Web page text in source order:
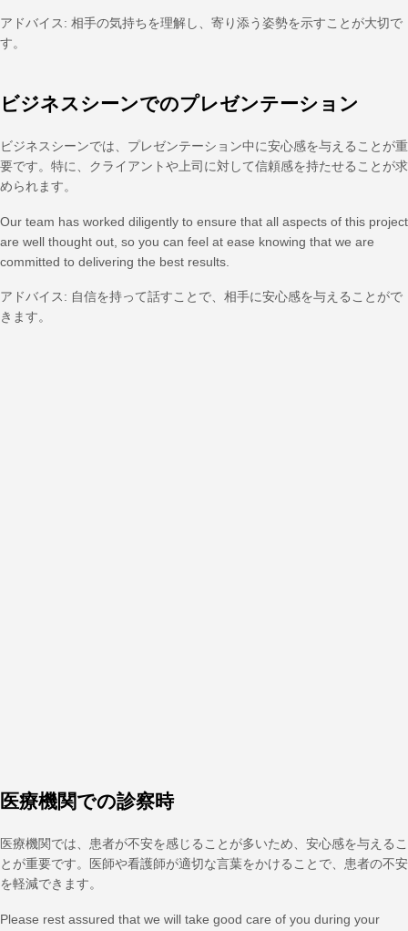
アドバイス: 相手の気持ちを理解し、寄り添う姿勢を示すことが大切で
す。
ビジネスシーンでのプレゼンテーション
ビジネスシーンでは、プレゼンテーション中に安心感を与えることが重
要です。特に、クライアントや上司に対して信頼感を持たせることが求
められます。
Our team has worked diligently to ensure that all aspects of this project
are well thought out, so you can feel at ease knowing that we are
committed to delivering the best results.
アドバイス: 自信を持って話すことで、相手に安心感を与えることがで
きます。
医療機関での診察時
医療機関では、患者が不安を感じることが多いため、安心感を与えるこ
とが重要です。医師や看護師が適切な言葉をかけることで、患者の不安
を軽減できます。
Please rest assured that we will take good care of you during your